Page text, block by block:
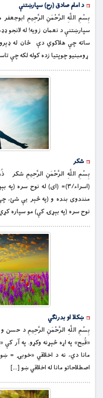
د امام صادق (رح) سپارښتنې
بِسْمِ اللَّهِ الرَّحْمَنِ الرَّحِيمِ
سپارښتنې د نعمان زویه! له
ساته چې هلاکوي دې ځان له
ړومبنیو چوپتیا زده کوله لکه چې
شکر
بِسْمِ اللَّهِ الرَّحْمَنِ الرَّحِيمِ شکر
(اسراء/۳)= (اى) له نوح سره
منندوى بنده و (په څېر یې شئ،
نوح سره (په بېړۍ كې) مو سپاره
ښکلا او بدرنګي
بِسْمِ اللَّهِ الرَّحْمَنِ الرَّحِيمِ د حسن
«قُبح» په اړه څېړنه وکړو. په آر
مانا دي، نه د اخلاقي «خوبۍ =
اصطلاحاتو مانا له اخلاقي ښو […]